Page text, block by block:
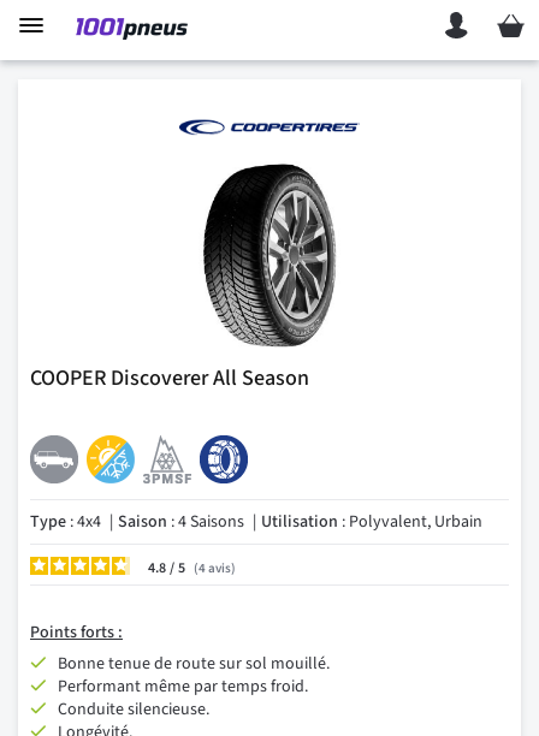
Mon
COOPER Discoverer All Season
Type : 4x4 Saison : 4 Saisons Utilisation : Polyvalent, Urbain
4.8/ 4avis
Pointsforts :
Bonne tenue de route sur sol mouillé.
Performant même par temps froid.
Conduite silencieuse.